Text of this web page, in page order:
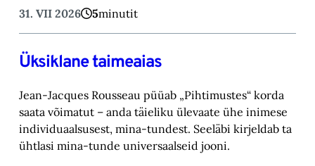
31. VII 2026 5minutit
Üksiklane taimeaias
Jean-Jacques Rousseau püüab „Pihtimustes“ korda
saata võimatut – anda täieliku ülevaate ühe inimese
individuaalsusest, mina-tundest. Seeläbi kirjeldab ta
ühtlasi mina-tunde universaalseid jooni.